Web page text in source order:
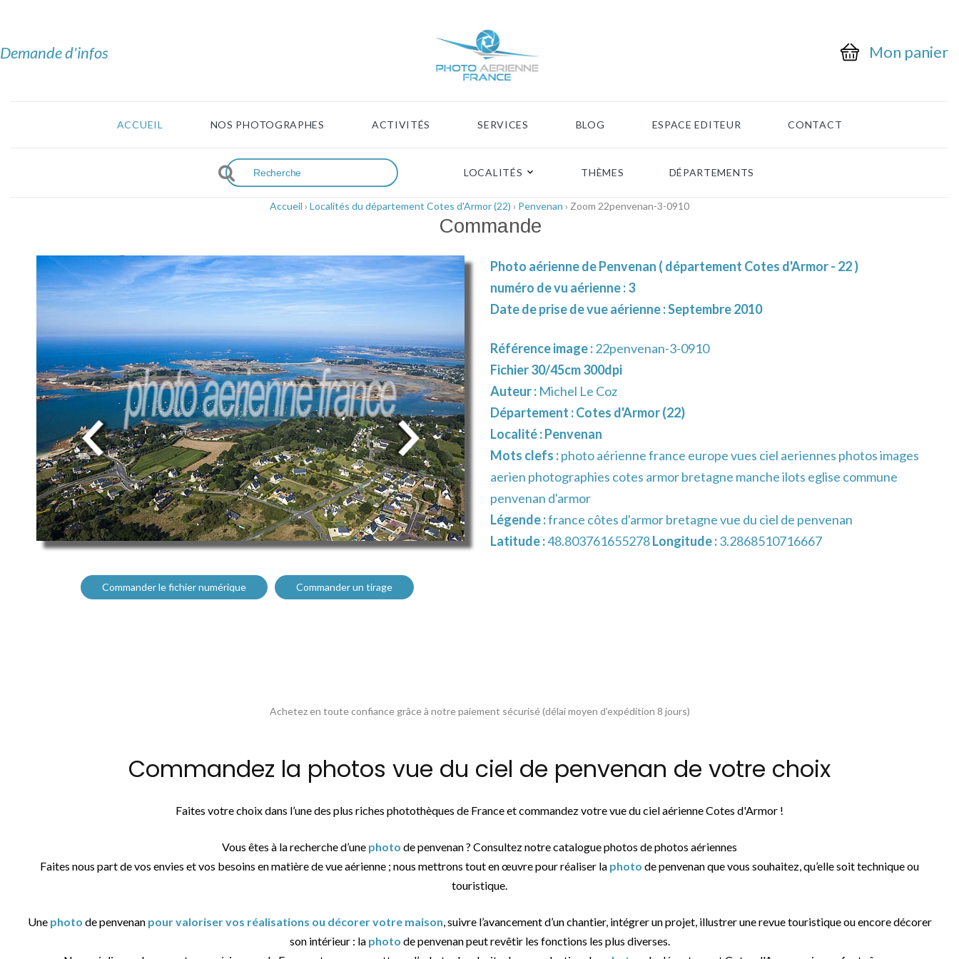
Demande d'infos Mon panier
ACCUEIL NOS PHOTOGRAPHES ACTIVITÉS SERVICES BLOG ESPACE EDITEUR CONTACT
LOCALITÉS THÈMES DÉPARTEMENTS
Accueil › Localités du département Cotes d'Armor (22) › Penvenan › Zoom 22penvenan-3-0910
Commande
Commander le fichier numérique Commander un tirage
Photo aérienne de Penvenan ( département Cotes d'Armor - 22 )
numéro de vu aérienne : 3
Date de prise de vue aérienne : Septembre 2010
Référence image :22penvenan-3-0910
Fichier 30/45cm 300dpi
Auteur : Michel Le Coz
Département :Cotes d'Armor (22)
Localité :Penvenan
Mots clefs :photo aérienne france europe vues ciel aeriennes photos images
aerien photographies cotes armor bretagne manche ilots eglise commune
penvenan d'armor
Légende :france côtes d'armor bretagne vue du ciel de penvenan
Latitude :48.803761655278Longitude :3.2868510716667
Achetez en toute confiance grâce à notre paiement sécurisé (délai moyen d’expédition 8 jours)
Commandez la photos vue du ciel de penvenan de votre choix
Faites votre choix dans l’une des plus riches photothèques de France et commandez votre vue du ciel aérienne Cotes d'Armor !
Vous êtes à la recherche d’une photo de penvenan ? Consultez notre catalogue photos de photos aériennes
Faites nous part de vos envies et vos besoins en matière de vue aérienne ; nous mettrons tout en œuvre pour réaliser la photo de penvenan que vous souhaitez, qu’elle soit technique ou
touristique.
Une photo de penvenan pour valoriser vos réalisations ou décorer votre maison, suivre l’avancement d’un chantier, intégrer un projet, illustrer une revue touristique ou encore décorer
son intérieur : la photo de penvenan peut revêtir les fonctions les plus diverses.